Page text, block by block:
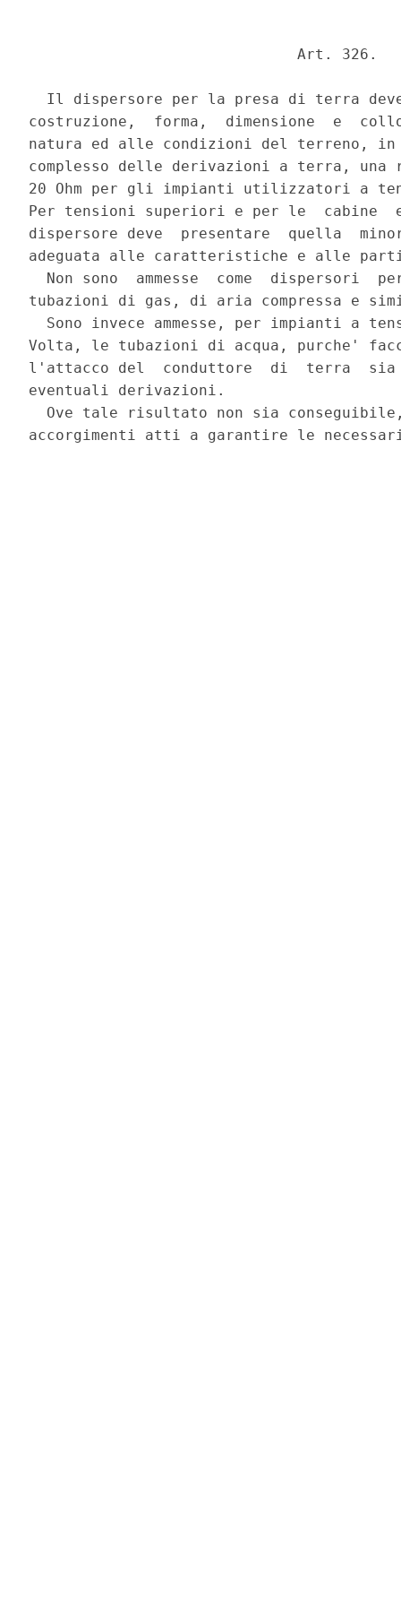
                              Art. 326.
Il dispersore per la presa di terra
costruzione,  forma,  dimensione  e
natura ed alle condizioni del terreno,
complesso delle derivazioni a terra, una
20 Ohm per gli impianti utilizzatori a
Per tensioni superiori e per le
dispersore deve  presentare  quella
adeguata alle caratteristiche e alle
Non sono  ammesse  come  dispersori
tubazioni di gas, di aria compressa e
Sono invece ammesse, per impianti a
Volta, le tubazioni di acqua, purche'
l'attacco del  conduttore  di  terra
eventuali derivazioni.
Ove tale risultato non sia